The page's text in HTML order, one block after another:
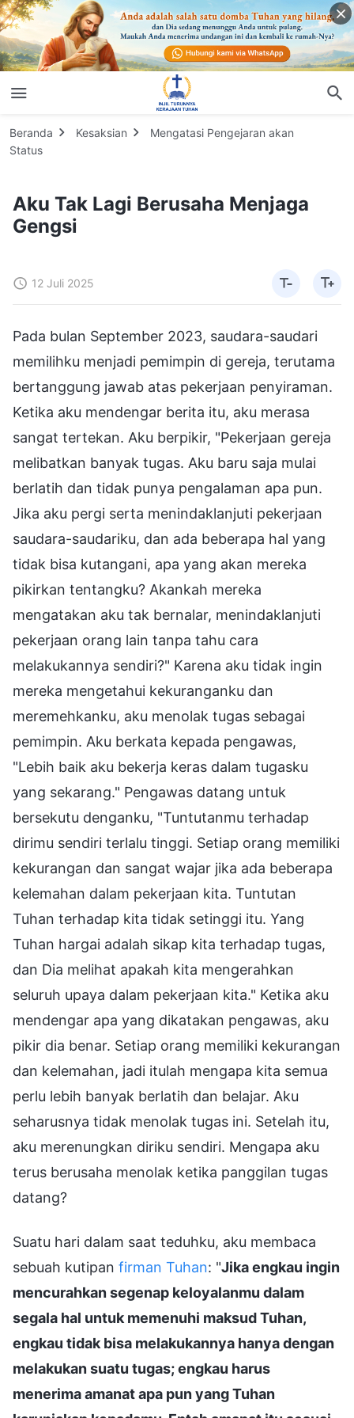
Beranda Kesaksian
Mengatasi Pengejaran akan
Status
Aku Tak Lagi Berusaha Menjaga
Gengsi
12 Juli 2025
Pada bulan September 2023, saudara-saudari
memilihku menjadi pemimpin di gereja, terutama
bertanggung jawab atas pekerjaan penyiraman.
Ketika aku mendengar berita itu, aku merasa
sangat tertekan. Aku berpikir, "Pekerjaan gereja
melibatkan banyak tugas. Aku baru saja mulai
berlatih dan tidak punya pengalaman apa pun.
Jika aku pergi serta menindaklanjuti pekerjaan
saudara-saudariku, dan ada beberapa hal yang
tidak bisa kutangani, apa yang akan mereka
pikirkan tentangku? Akankah mereka
mengatakan aku tak bernalar, menindaklanjuti
pekerjaan orang lain tanpa tahu cara
melakukannya sendiri?" Karena aku tidak ingin
mereka mengetahui kekuranganku dan
meremehkanku, aku menolak tugas sebagai
pemimpin. Aku berkata kepada pengawas,
"Lebih baik aku bekerja keras dalam tugasku
yang sekarang." Pengawas datang untuk
bersekutu denganku, "Tuntutanmu terhadap
dirimu sendiri terlalu tinggi. Setiap orang memiliki
kekurangan dan sangat wajar jika ada beberapa
kelemahan dalam pekerjaan kita. Tuntutan
Tuhan terhadap kita tidak setinggi itu. Yang
Tuhan hargai adalah sikap kita terhadap tugas,
dan Dia melihat apakah kita mengerahkan
seluruh upaya dalam pekerjaan kita." Ketika aku
mendengar apa yang dikatakan pengawas, aku
pikir dia benar. Setiap orang memiliki kekurangan
dan kelemahan, jadi itulah mengapa kita semua
perlu lebih banyak berlatih dan belajar. Aku
seharusnya tidak menolak tugas ini. Setelah itu,
aku merenungkan diriku sendiri. Mengapa aku
terus berusaha menolak ketika panggilan tugas
datang?
Suatu hari dalam saat teduhku, aku membaca
sebuah kutipan firman Tuhan: "Jika engkau ingin
mencurahkan segenap keloyalanmu dalam
segala hal untuk memenuhi maksud Tuhan,
engkau tidak bisa melakukannya hanya dengan
melakukan suatu tugas; engkau harus
menerima amanat apa pun yang Tuhan